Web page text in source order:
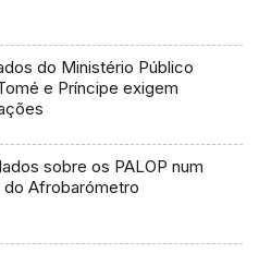
do Ministério Público
e Príncipe exigem
sobre os PALOP num
do Afrobarómetro